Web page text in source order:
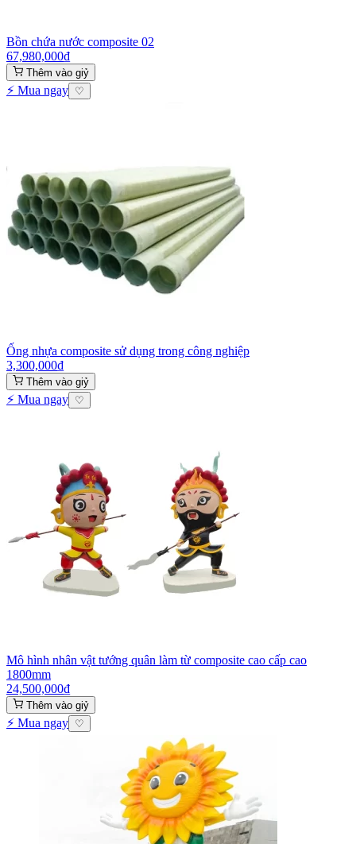
Bồn chứa nước composite 02
67,980,000₫
Thêm vào giỷ
⚡ Mua ngay ♡
Ống nhựa composite sử dụng trong công nghiệp
3,300,000₫
Thêm vào giỷ
⚡ Mua ngay ♡
Mô hình nhân vật tướng quân làm từ composite cao cấp cao
1800mm
24,500,000₫
Thêm vào giỷ
⚡ Mua ngay ♡